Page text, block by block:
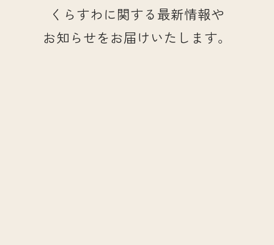
くらすわに関する最新情報や
お知らせをお届けいたします。